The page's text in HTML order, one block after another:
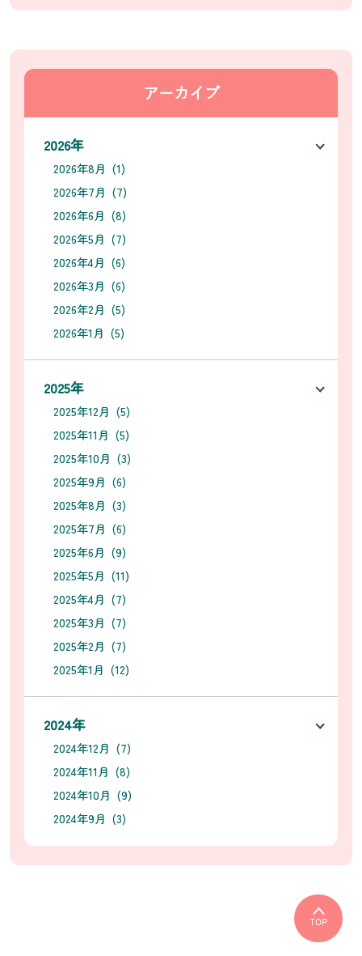
アーカイブ
2026年
2026年8月 (1)
2026年7月 (7)
2026年6月 (8)
2026年5月 (7)
2026年4月 (6)
2026年3月 (6)
2026年2月 (5)
2026年1月 (5)
2025年
2025年12月 (5)
2025年11月 (5)
2025年10月 (3)
2025年9月 (6)
2025年8月 (3)
2025年7月 (6)
2025年6月 (9)
2025年5月 (11)
2025年4月 (7)
2025年3月 (7)
2025年2月 (7)
2025年1月 (12)
2024年
2024年12月 (7)
2024年11月 (8)
2024年10月 (9)
2024年9月 (3)
TOP